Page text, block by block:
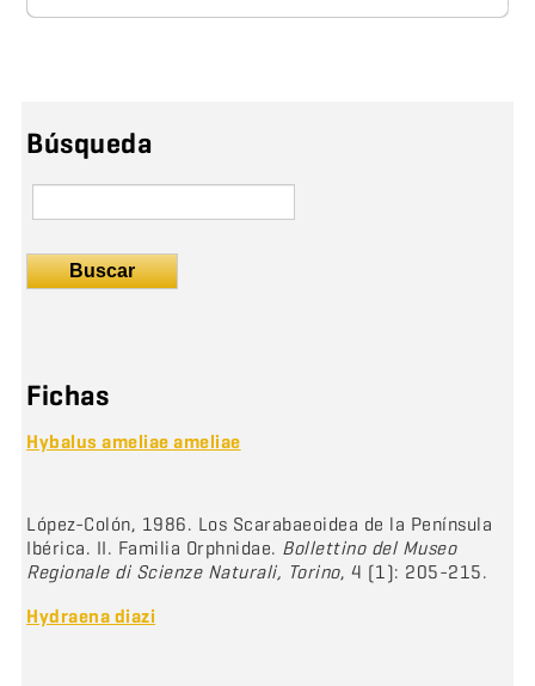
Búsqueda
Buscar
Fichas
Hybalus ameliae ameliae
López-Colón, 1986. Los Scarabaeoidea de la Península
Ibérica. II. Familia Orphnidae. Bollettino del Museo
Regionale di Scienze Naturali, Torino, 4 (1): 205-215.
Hydraena diazi